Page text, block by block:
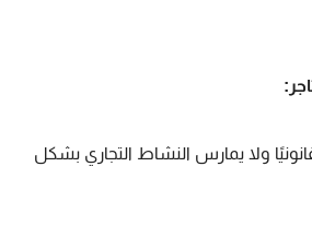
قانونيًا ولا يمارس النشاط التجاري بشكل